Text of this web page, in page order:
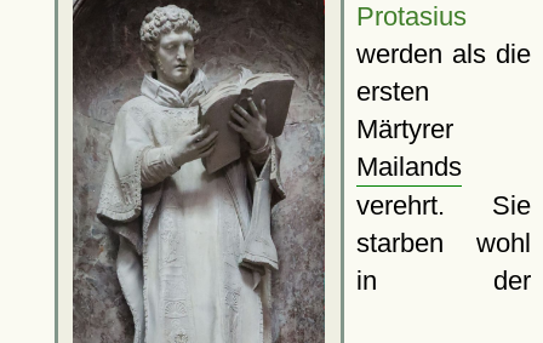
Protasius
werden als die
ersten
Märtyrer
Mailands
verehrt. Sie
starben wohl
in der